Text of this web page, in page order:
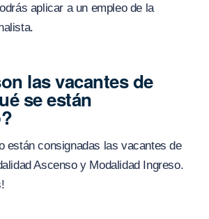
aplicar a un empleo de la
las vacantes de
se están
están consignadas las vacantes de
Ascenso y Modalidad Ingreso.